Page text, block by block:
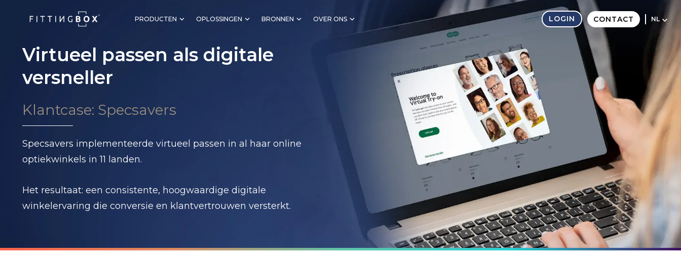
PRODUCTEN OPLOSSINGEN BRONNEN OVER ONS CONTACT
LOGIN NL
Virtueel passen als digitale
versneller
Klantcase: Specsavers
Specsavers implementeerde virtueel passen in al haar online
optiekwinkels in 11 landen.
Het resultaat: een consistente, hoogwaardige digitale
winkelervaring die conversie en klantvertrouwen versterkt.